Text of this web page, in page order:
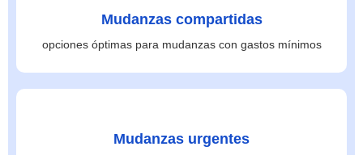
Mudanzas compartidas
opciones óptimas para mudanzas con gastos mínimos
Mudanzas urgentes